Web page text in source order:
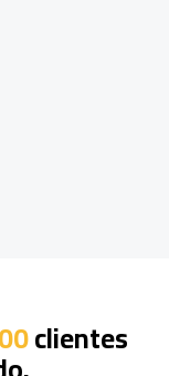
clientes